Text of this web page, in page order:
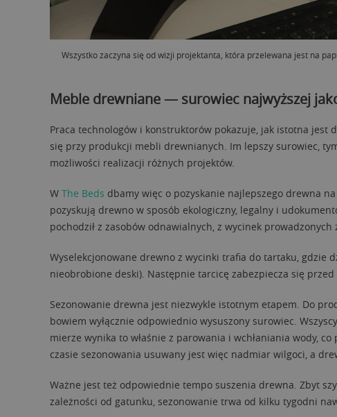
Wszystko zaczyna się od wizji projektanta, która przelewana jest na
Meble drewniane — surowiec najwyższej
Praca technologów i konstruktorów pokazuje, jak istotna jest
się przy produkcji mebli drewnianych. Im lepszy surowiec,
możliwości realizacji różnych projektów.
W The Beds dbamy więc o pozyskanie najlepszego drewna
pozyskują drewno w sposób ekologiczny, legalny i
pochodził z zasobów odnawialnych, z wycinek prowadzonych
Wyselekcjonowane drewno z wycinki trafia do tartaku, gdzie
nieobrobione deski). Następnie tarcicę zabezpiecza się
Sezonowanie drewna jest niezwykle istotnym etapem. Do
bowiem wyłącznie odpowiednio wysuszony surowiec.
mierze wynika to właśnie z parowania i wchłaniania wody,
czasie sezonowania usuwany jest więc nadmiar wilgoci, a
Ważne jest też odpowiednie tempo suszenia drewna. Zbyt
zależności od gatunku, sezonowanie trwa od kilku tygodni